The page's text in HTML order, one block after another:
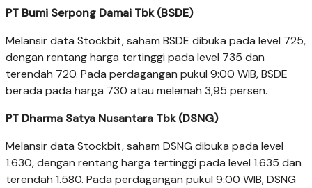
PT Bumi Serpong Damai Tbk (BSDE)
Melansir data Stockbit, saham BSDE dibuka pada level 725,
dengan rentang harga tertinggi pada level 735 dan
terendah 720. Pada perdagangan pukul 9:00 WIB, BSDE
berada pada harga 730 atau melemah 3,95 persen.
PT Dharma Satya Nusantara Tbk (DSNG)
Melansir data Stockbit, saham DSNG dibuka pada level
1.630, dengan rentang harga tertinggi pada level 1.635 dan
terendah 1.580. Pada perdagangan pukul 9:00 WIB, DSNG